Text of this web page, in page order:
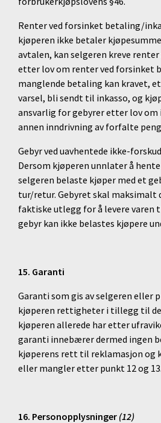
Renter ved forsinket betaling/
kjøperen ikke betaler
avtalen, kan selgeren kreve
etter lov om renter ved forsinket
manglende betaling kan kravet,
varsel, bli sendt til inkasso, og
ansvarlig for gebyrer etter lov
annen inndrivning av forfalte
Gebyr ved uavhentede ikke-
Dersom kjøperen unnlater å
selgeren belaste kjøper med
tur/retur. Gebyret skal maksimalt
faktiske utlegg for å levere varen
gebyr kan ikke belastes kjøpere
15. Garanti
Garanti som gis av selgeren eller
kjøperen rettigheter i tillegg til
kjøperen allerede har etter
garanti innebærer dermed ingen
kjøperens rett til reklamasjon og
eller mangler etter punkt 12 og 13.
16. Personopplysninger (12)